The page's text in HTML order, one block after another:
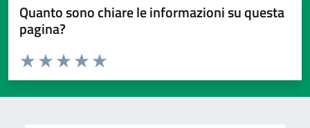
Quanto sono chiare le informazioni su questa
pagina?
Valuta da 1 a 5 stelle la pagina
Valuta 5 stelle su 5
Valuta 4 stelle su 5
Valuta 3 stelle su 5
Valuta 2 stelle su 5
Valuta 1 stelle su 5